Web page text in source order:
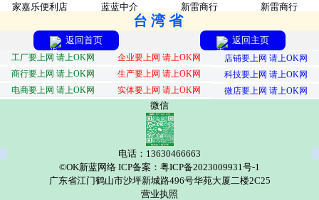
家嘉乐便利店 蓝蓝中介 新雷商行 新雷商行
台湾省
返回首页 返回主页
工厂要上网 请上OK网 企业要上网 请上OK网
店铺要上网 请上OK网
商行要上网 请上OK网
生产要上网 请上OK网
科技要上网 请上OK网
电商要上网 请上OK网
实体要上网 请上OK网 微店要上网 请上OK网
微信
电话：13630466663
©OK新蓝网络 ICP备案：粤ICP备2023009931号-1
广东省江门鹤山市沙坪新城路496号华苑大厦二楼2C25
营业执照